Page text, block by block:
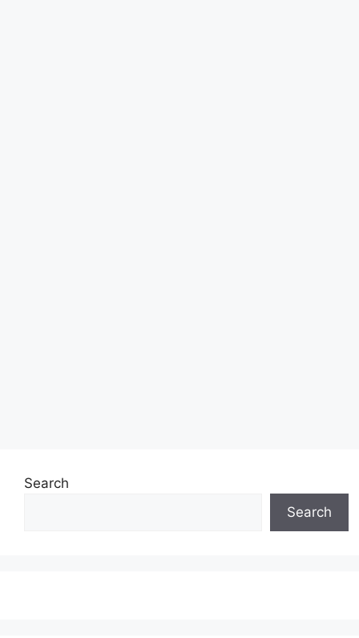
Search
Search